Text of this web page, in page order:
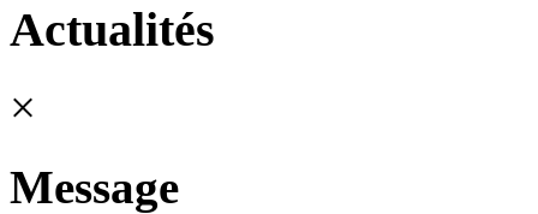
Actualités
×
Message